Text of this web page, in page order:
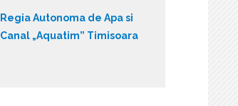
Regia Autonoma de Apa si
Canal „Aquatim” Timisoara